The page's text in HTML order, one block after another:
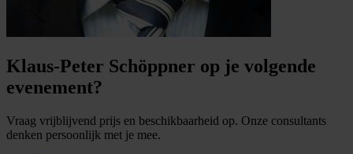
Klaus-Peter Schöppner op je volgende
evenement?
Vraag vrijblijvend prijs en beschikbaarheid op. Onze consultants
denken persoonlijk met je mee.